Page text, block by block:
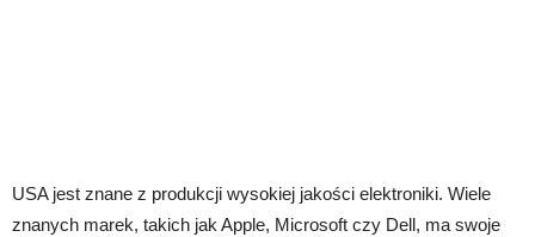
USA jest znane z produkcji wysokiej jakości elektroniki. Wiele
znanych marek, takich jak Apple, Microsoft czy Dell, ma swoje